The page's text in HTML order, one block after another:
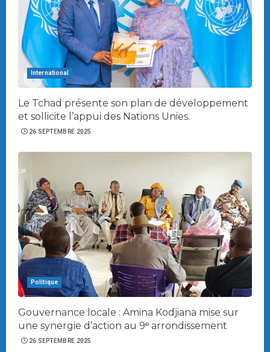
International
Le Tchad présente son plan de développement
et sollicite l’appui des Nations Unies.
26 SEPTEMBRE 2025
Politique
Gouvernance locale : Amina Kodjiana mise sur
une synergie d’action au 9ᵉ arrondissement
26 SEPTEMBRE 2025